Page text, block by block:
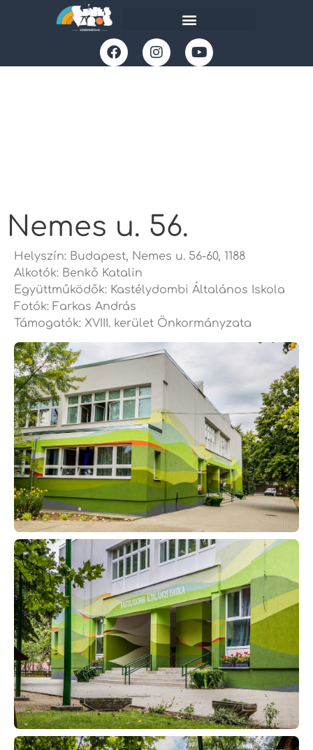
Nemes u. 56.
Helyszín: Budapest, Nemes u. 56-60, 1188
Alkotók: Benkő Katalin
Együttműködők: Kastélydombi Általános Iskola
Fotók: Farkas András
Támogatók: XVIII. kerület Önkormányzata